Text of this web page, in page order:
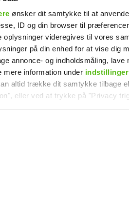
ønsker dit samtykke til at
ID og din browser til
oplysninger videregives til vores
på din enhed for at vise dig
annonce- og indholdsmåling, lave
mere information under indstillinger
altid trække dit samtykke tilbage
eller ved at trykke på "Privacy
og cookies fra tredjeparter til at
dine præferencer samt til brug
tidspunkt var